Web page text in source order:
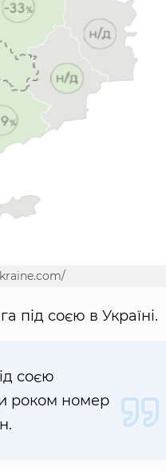
під соєю в Україні.
соєю
роком номер